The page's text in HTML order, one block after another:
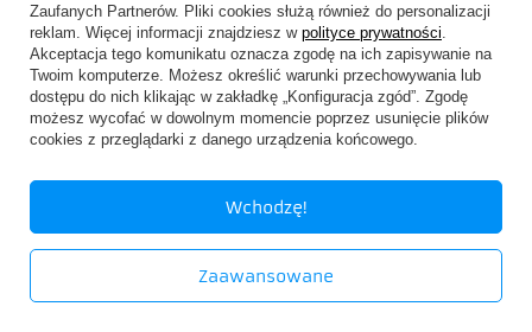
Zamówienia
Śledzenie przesyłki
Chcę zareklamować produkt
Zaufanych Partnerów. Pliki cookies służą również do personalizacji
reklam. Więcej informacji znajdziesz w polityce prywatności.
Akceptacja tego komunikatu oznacza zgodę na ich zapisywanie na
Twoim komputerze. Możesz określić warunki przechowywania lub
dostępu do nich klikając w zakładkę „Konfiguracja zgód”. Zgodę
możesz wycofać w dowolnym momencie poprzez usunięcie plików
cookies z przeglądarki z danego urządzenia końcowego.
Zaawansowane
Wchodzę!